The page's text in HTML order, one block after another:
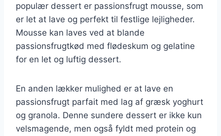
populær dessert er passionsfrugt mousse, som
er let at lave og perfekt til festlige lejligheder.
Mousse kan laves ved at blande
passionsfrugtkød med flødeskum og gelatine
for en let og luftig dessert.
En anden lækker mulighed er at lave en
passionsfrugt parfait med lag af græsk yoghurt
og granola. Denne sundere dessert er ikke kun
velsmagende, men også fyldt med protein og